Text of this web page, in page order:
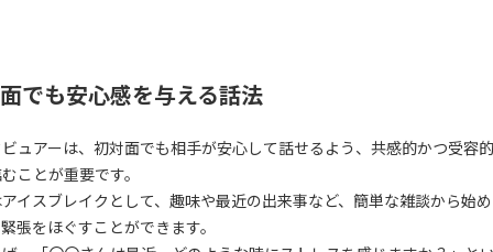
でも安心感を与える話法
ュアーは、初対面でも相手が安心して話せるよう、共感的かつ受容
ことが重要です。
イスブレイクとして、趣味や最近の出来事など、簡単な雑談から始
張をほぐすことができます。